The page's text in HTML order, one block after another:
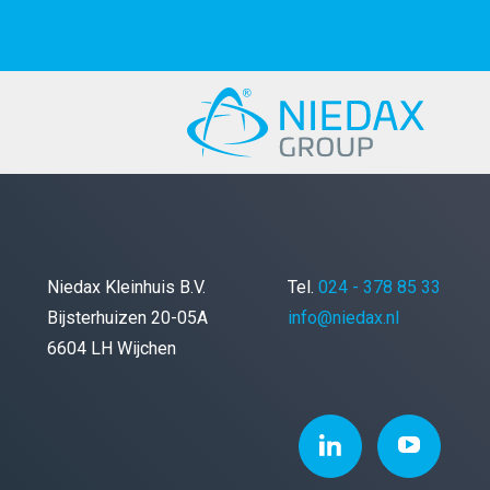
Niedax Kleinhuis B.V.
Bijsterhuizen 20-05A
6604 LH Wijchen
Tel. 024 - 378 85 33
info@niedax.nl